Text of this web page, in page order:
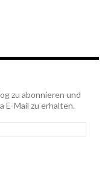
zu abonnieren und
E-Mail zu erhalten.